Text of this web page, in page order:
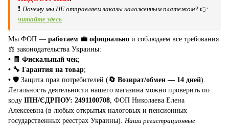
❗ Почему мы НЕ отправляем заказы наложенным платежом? 👉
читайте здесь
Мы ФОП — работаем 💼 официально и соблюдаем все требования
⚖️ законодательства Украины:
• 🧾 Фискальный чек;
• 🔧 Гарантия на товар;
• 🛡️ Защита прав потребителей (🔄 Возврат/обмен — 14 дней).
Легальность деятельности нашего магазина можно проверить по
коду ІПН/ЄДРПОУ: 2491100708 , ФОП Николаева Елена
Алексеевна (в любых открытых налоговых и пенсионных
государственных реестрах Украины). Наши регистрационные